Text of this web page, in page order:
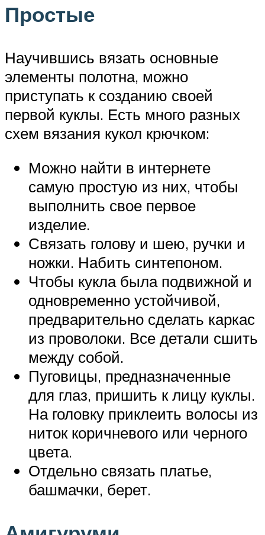
Простые
Научившись вязать основные
элементы полотна, можно
приступать к созданию своей
первой куклы. Есть много разных
схем вязания кукол крючком:
Можно найти в интернете
самую простую из них, чтобы
выполнить свое первое
изделие.
Связать голову и шею, ручки и
ножки. Набить синтепоном.
Чтобы кукла была подвижной и
одновременно устойчивой,
предварительно сделать каркас
из проволоки. Все детали сшить
между собой.
Пуговицы, предназначенные
для глаз, пришить к лицу куклы.
На головку приклеить волосы из
ниток коричневого или черного
цвета.
Отдельно связать платье,
башмачки, берет.